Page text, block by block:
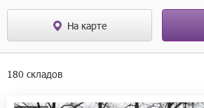
На карте
180 складов